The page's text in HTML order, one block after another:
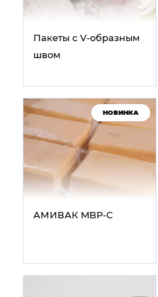
Пакеты с V‑образным
швом
НОВИНКА
АМИВАК MBP‑C